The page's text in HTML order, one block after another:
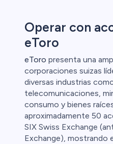
Operar con
eToro
eToro presenta una
corporaciones suizas
diversas industrias
telecomunicaciones,
consumo y bienes
aproximadamente 50
SIX Swiss Exchange
Exchange), mostrando